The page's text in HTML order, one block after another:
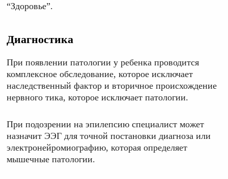
“Здоровье”.
Диагностика
При появлении патологии у ребенка проводится
комплексное обследование, которое исключает
наследственный фактор и вторичное происхождение
нервного тика, которое исключает патологии.
При подозрении на эпилепсию специалист может
назначит ЭЭГ для точной постановки диагноза или
электронейромиографию, которая определяет
мышечные патологии.